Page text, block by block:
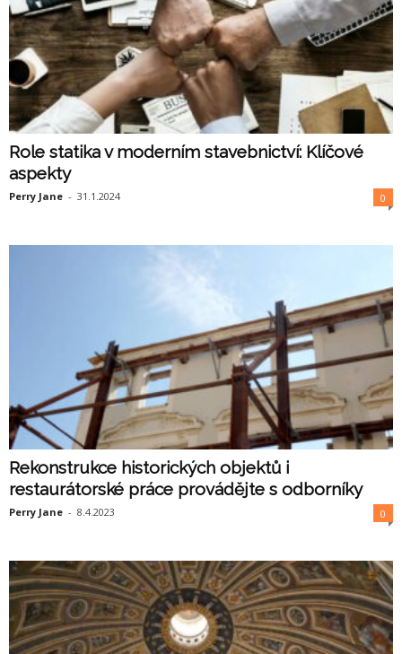
Role statika v moderním stavebnictví: Klíčové
aspekty
Perry Jane - 31.1.2024 0
Rekonstrukce historických objektů i
restaurátorské práce provádějte s odborníky
Perry Jane - 8.4.2023 0